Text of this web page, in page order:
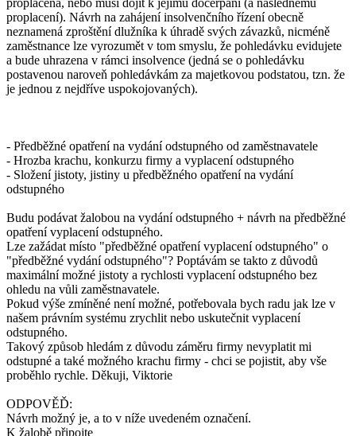
proplacení). Návrh na zahájení insolvenčního řízení obecně
neznamená zproštění dlužníka k úhradě svých závazků, nicméně
zaměstnance lze vyrozumět v tom smyslu, že pohledávku evidujete
a bude uhrazena v rámci insolvence (jedná se o pohledávku
postavenou naroveň pohledávkám za majetkovou podstatou, tzn. že
je jednou z nejdříve uspokojovaných).
- Předběžné opatření na vydání odstupného od zaměstnavatele
- Hrozba krachu, konkurzu firmy a vyplacení odstupného
- Složení jistoty, jistiny u předběžného opatření na vydání
odstupného
Budu podávat žalobou na vydání odstupného + návrh na předběžné
opatření vyplacení odstupného.
Lze zažádat místo "předběžné opatření vyplacení odstupného" o
"předběžné vydání odstupného"? Poptávám se takto z důvodů
maximální možné jistoty a rychlosti vyplacení odstupného bez
ohledu na vůli zaměstnavatele.
Pokud výše zmíněné není možné, potřebovala bych radu jak lze v
našem právním systému zrychlit nebo uskutečnit vyplacení
odstupného.
Takový způsob hledám z důvodu záměru firmy nevyplatit mi
odstupné a také možného krachu firmy - chci se pojistit, aby vše
proběhlo rychle. Děkuji, Viktorie
ODPOVĚĎ:
Návrh možný je, a to v níže uvedeném označení.
K žalobě připojte